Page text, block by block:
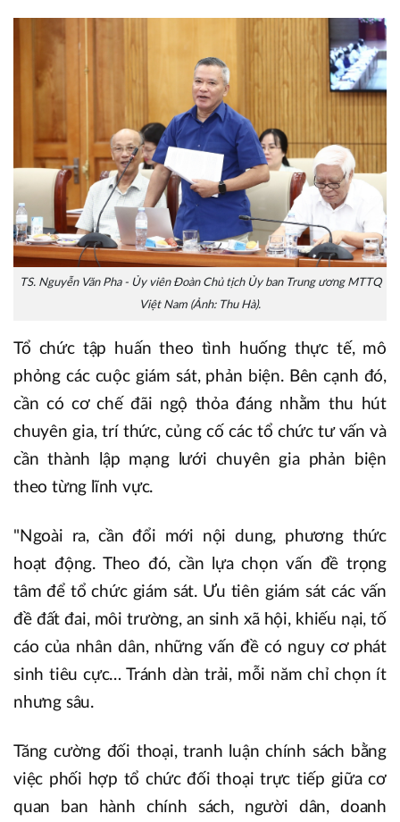
TS. Nguyễn Văn Pha - Ủy viên Đoàn Chủ tịch Ủy ban Trung ương MTTQ
Việt Nam (Ảnh: Thu Hà).
Tổ chức tập huấn theo tình huống thực tế, mô
phỏng các cuộc giám sát, phản biện. Bên cạnh đó,
cần có cơ chế đãi ngộ thỏa đáng nhằm thu hút
chuyên gia, trí thức, củng cố các tổ chức tư vấn và
cần thành lập mạng lưới chuyên gia phản biện
theo từng lĩnh vực.
"Ngoài ra, cần đổi mới nội dung, phương thức
hoạt động. Theo đó, cần lựa chọn vấn đề trọng
tâm để tổ chức giám sát. Ưu tiên giám sát các vấn
đề đất đai, môi trường, an sinh xã hội, khiếu nại, tố
cáo của nhân dân, những vấn đề có nguy cơ phát
sinh tiêu cực… Tránh dàn trải, mỗi năm chỉ chọn ít
nhưng sâu.
Tăng cường đối thoại, tranh luận chính sách bằng
việc phối hợp tổ chức đối thoại trực tiếp giữa cơ
quan ban hành chính sách, người dân, doanh